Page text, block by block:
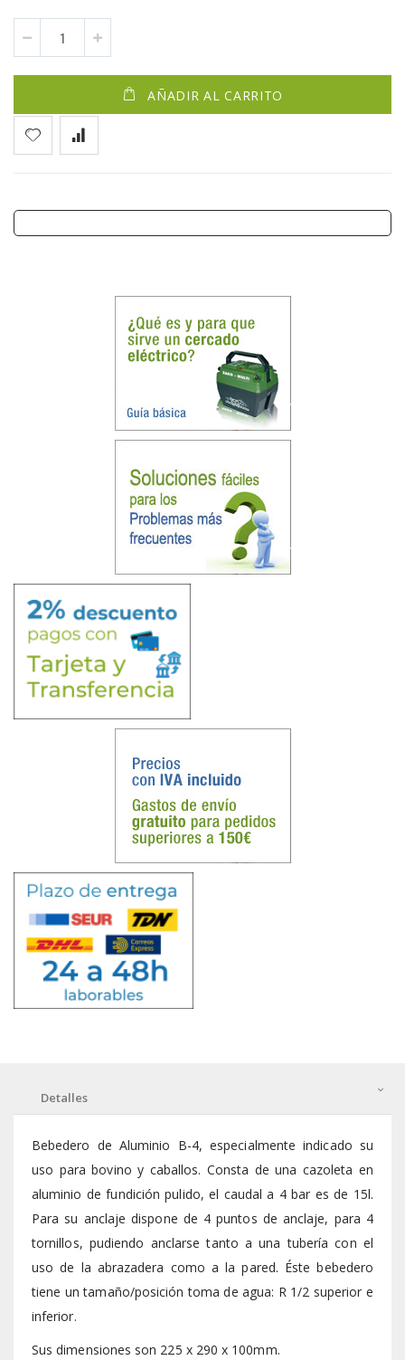
AÑADIR AL CARRITO
Detalles
Bebedero de Aluminio B-4, especialmente indicado su
uso para bovino y caballos. Consta de una cazoleta en
aluminio de fundición pulido, el caudal a 4 bar es de 15l.
Para su anclaje dispone de 4 puntos de anclaje, para 4
tornillos, pudiendo anclarse tanto a una tubería con el
uso de la abrazadera como a la pared. Éste bebedero
tiene un tamaño/posición toma de agua: R 1/2 superior e
inferior.
Sus dimensiones son 225 x 290 x 100mm.